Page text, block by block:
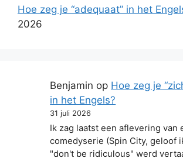
Hoe zeg je “adequaat” in het
2026
Benjamin op Hoe zeg je
in het Engels?
31 juli 2026
Ik zag laatst een aflevering van
comedyserie (Spin City, geloof
"don't be ridiculous" werd